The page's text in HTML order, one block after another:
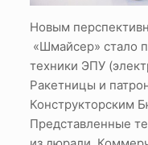
Новым
«Шмайсер» стало
техники ЭПУ
Ракетницы и
Конструкторским
Представленные